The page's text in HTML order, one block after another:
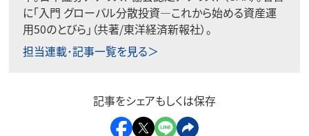
に「入門 グローバル分散投資―これから始める資産運
用50のとびら」（共著/東洋経済新報社）。
担当連載･記事一覧を見る＞
記事をシェアもしくは保存